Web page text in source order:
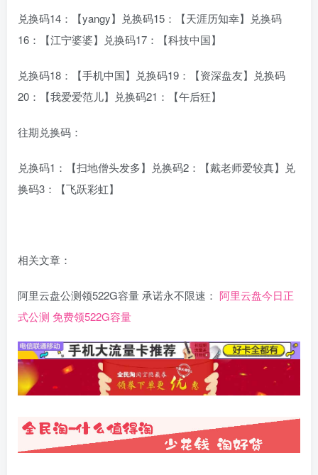
兑换码14：【yangy】兑换码15：【天涯历知幸】兑换码
16：【江宁婆婆】兑换码17：【科技中国】
兑换码18：【手机中国】兑换码19：【资深盘友】兑换码
20：【我爱爱范儿】兑换码21：【午后狂】
往期兑换码：
兑换码1：【扫地僧头发多】兑换码2：【戴老师爱较真】兑
换码3：【飞跃彩虹】
相关文章：
阿里云盘公测领522G容量 承诺永不限速： 阿里云盘今日正
式公测 免费领522G容量